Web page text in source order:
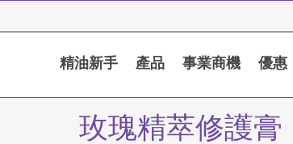
精油新手 產品 事業商機 優惠
玫瑰精萃修護膏